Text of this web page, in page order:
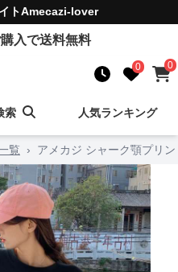
トAmecazi-lover
入で送料無料
0 0
索 人気ランキング
覧 › アメカジ シャーク顎プリ